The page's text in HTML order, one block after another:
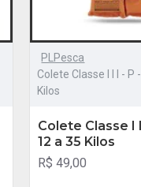
PLPesca
Colete Classe I I I - P
Kilos
Colete Classe I
12 a 35 Kilos
R$ 49,00